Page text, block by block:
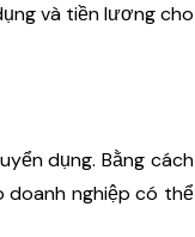
và tiền lương cho
dụng. Bằng cách
doanh nghiệp có thể